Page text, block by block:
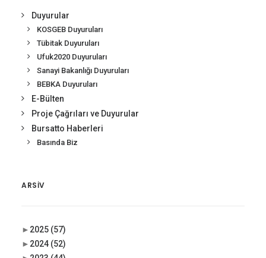
Duyurular
KOSGEB Duyuruları
Tübitak Duyuruları
Ufuk2020 Duyuruları
Sanayi Bakanlığı Duyuruları
BEBKA Duyuruları
E-Bülten
Proje Çağrıları ve Duyurular
Bursatto Haberleri
Basında Biz
ARSIV
► 2025 (57)
► 2024 (52)